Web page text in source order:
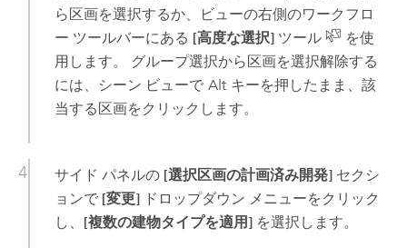
ら区画を選択するか、ビューの右側のワークフロ
ー ツールバーにある [高度な選択]ツール
を使
用します。 グループ選択から区画を選択解除する
には、シーン ビューで Alt キーを押したまま、該
当する区画をクリックします。
サイド パネルの [選択区画の計画済み開発]セクシ
ョンで [変更]ドロップダウン メニューをクリック
し、 [複数の建物タイプを適用]を選択します。